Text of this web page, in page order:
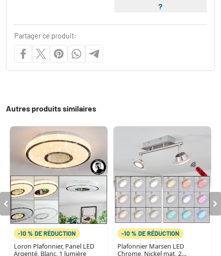
?
Partager ce produit:
Autres produits similaires
-10 % DE RÉDUCTION
Loron Plafonnier, Panel LED
Argenté, Blanc, 1 lumière
-10 % DE RÉDUCTION
Plafonnier Marsen LED
Chrome, Nickel mat, 2